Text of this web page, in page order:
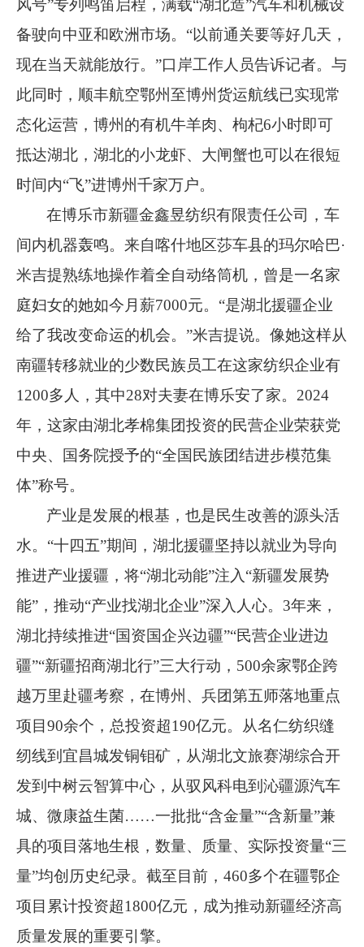
风号”专列鸣笛启程，满载“湖北造”汽车和机械设
备驶向中亚和欧洲市场。 “以前通关要等好几天，
现在当天就能放行。 ”口岸工作人员告诉记者。与
此同时，顺丰航空鄂州至博州货运航线已实现常
态化运营，博州的有机牛羊肉、枸杞6小时即可
抵达湖北，湖北的小龙虾、大闸蟹也可以在很短
时间内“飞”进博州千家万户。
在博乐市新疆金鑫昱纺织有限责任公司，车
间内机器轰鸣。来自喀什地区莎车县的玛尔哈巴·
米吉提熟练地操作着全自动络筒机，曾是一名家
庭妇女的她如今月薪7000元。 “是湖北援疆企业
给了我改变命运的机会。 ”米吉提说。像她这样从
南疆转移就业的少数民族员工在这家纺织企业有
1200多人，其中28对夫妻在博乐安了家。 2024
年，这家由湖北孝棉集团投资的民营企业荣获党
中央、国务院授予的“全国民族团结进步模范集
体”称号。
产业是发展的根基，也是民生改善的源头活
水。 “十四五”期间，湖北援疆坚持以就业为导向
推进产业援疆，将“湖北动能”注入 “新疆发展势
能” ，推动“产业找湖北企业”深入人心。 3年来，
湖北持续推进“国资国企兴边疆”“民营企业进边
疆”“新疆招商湖北行”三大行动， 500余家鄂企跨
越万里赴疆考察，在博州、兵团第五师落地重点
项目90余个，总投资超190亿元。从名仁纺织缝
纫线到宜昌城发铜钼矿，从湖北文旅赛湖综合开
发到中树云智算中心，从驭风科电到沁疆源汽车
城、微康益生菌……一批批“含金量”“含新量”兼
具的项目落地生根，数量、质量、实际投资量“三
量”均创历史纪录。截至目前， 460多个在疆鄂企
项目累计投资超1800亿元，成为推动新疆经济高
质量发展的重要引擎。